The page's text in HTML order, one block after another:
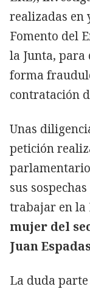
realizadas en
Fomento del
la Junta, para
forma
contratación
Unas
petición
parlamentario
sus
trabajar en la
mujer del
Juan
La duda